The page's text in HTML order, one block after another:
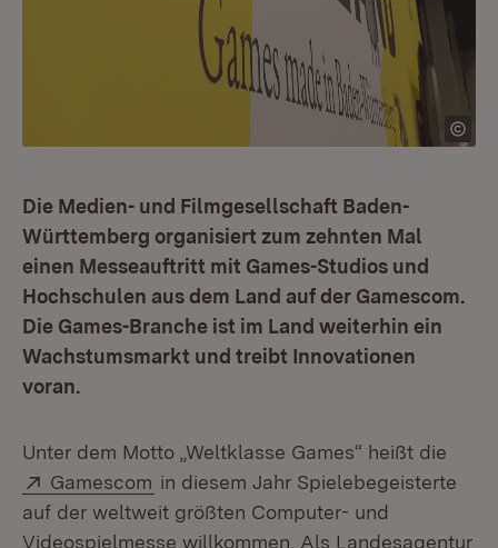
Die Medien- und Filmgesellschaft Baden-
Württemberg organisiert zum zehnten Mal
einen Messeauftritt mit Games-Studios und
Hochschulen aus dem Land auf der Gamescom.
Die Games-Branche ist im Land weiterhin ein
Wachstumsmarkt und treibt Innovationen
voran.
Unter dem Motto „Weltklasse Games“ heißt die
Extern:
Gamescom (Öffnet in neuem Fenster)
in diesem Jahr Spielebegeisterte
auf der weltweit größten Computer- und
Videospielmesse willkommen. Als Landesagentur